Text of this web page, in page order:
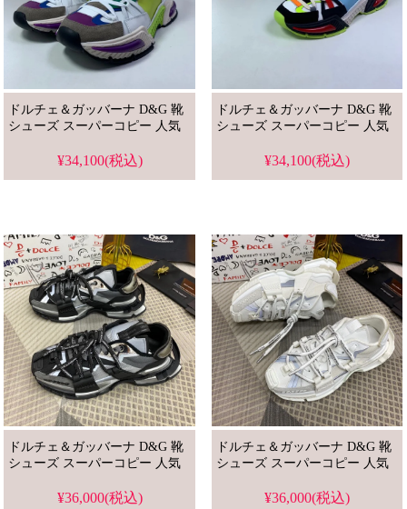
ドルチェ＆ガッバーナ D&G 靴
シューズ スーパーコピー 人気
¥34,100(税込)
ドルチェ＆ガッバーナ D&G 靴
シューズ スーパーコピー 人気
¥34,100(税込)
ドルチェ＆ガッバーナ D&G 靴
シューズ スーパーコピー 人気
¥36,000(税込)
ドルチェ＆ガッバーナ D&G 靴
シューズ スーパーコピー 人気
¥36,000(税込)